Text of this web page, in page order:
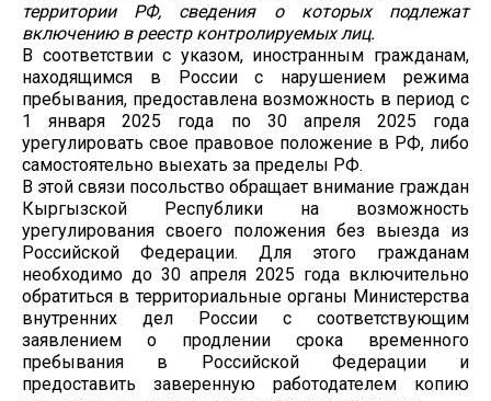
территории РФ, сведения о которых подлежат
включению в реестр контролируемых лиц.
В соответствии с указом, иностранным гражданам,
находящимся в России с нарушением режима
пребывания, предоставлена возможность в период с
1 января 2025 года по 30 апреля 2025 года
урегулировать свое правовое положение в РФ, либо
самостоятельно выехать за пределы РФ.
В этой связи посольство обращает внимание граждан
Кыргызской Республики на возможность
урегулирования своего положения без выезда из
Российской Федерации. Для этого гражданам
необходимо до 30 апреля 2025 года включительно
обратиться в территориальные органы Министерства
внутренних дел России с соответствующим
заявлением о продлении срока временного
пребывания в Российской Федерации и
предоставить заверенную работодателем копию